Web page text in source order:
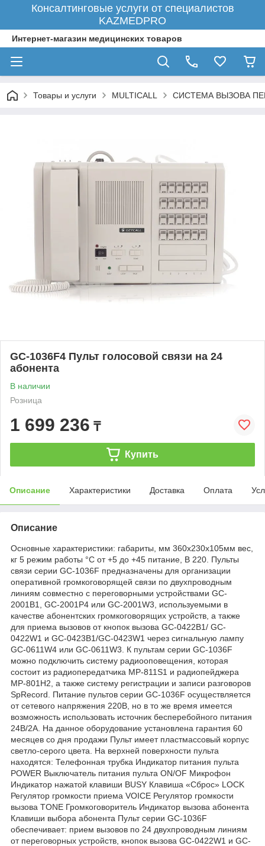
Консалтинговые услуги от специалистов
KAZMEDPRO
Интернет-магазин медицинских товаров
Товары и услуги MULTICALL СИСТЕМА ВЫЗОВА
GC-1036F4 Пульт голосовой связи на 24
абонента
В наличии
Розница
1 699 236 ₸
Купить
Описание Характеристики Доставка Оплата
Описание
Основные характеристики: габариты, мм 360х230х105мм вес,
кг 5 режим работы °С от +5 до +45 питание, В 220. Пульты
связи серии GC-1036F предназначены для организации
оперативной громкоговорящей связи по двухпроводным
линиям совместно с переговорными устройствами GC-
2001B1, GC-2001P4 или GC-2001W3, используемыми в
качестве абонентских громкоговорящих устройств, а также
для приема вызовов от кнопок вызова GC-0422B1/ GC-
0422W1 и GC-0423B1/GC-0423W1 через сигнальную лампу
GC-0611W4 или GC-0611W3. К пультам серии GC-1036F
можно подключить систему радиооповещения, которая
состоит из радиопередатчика MP-811S1 и радиопейджера
MP-801H2, а также систему регистрации и записи разговоров
SpRecord. Питание пультов серии GC-1036F осуществляется
от сетевого напряжения 220В, но в то же время имеется
возможность использовать источник бесперебойного питания
24В/2А. На данное оборудование установлена гарантия 60
месяцев со дня продажи Пульт имеет пластмассовый корпус
светло-серого цвета. На верхней поверхности пульта
находятся: Телефонная трубка Индикатор питания пульта
POWER Выключатель питания пульта ON/OF Микрофон
Индикатор нажатой клавиши BUSY Клавиша «Сброс» LOCK
Регулятор громкости приема VOICE Регулятор громкости
вызова TONE Громкоговоритель Индикатор вызова абонента
Клавиши выбора абонента Пульт серии GC-1036F
обеспечивает: прием вызовов по 24 двухпроводным линиям
от переговорных устройств, кнопок вызова GC-0422W1 и GC-